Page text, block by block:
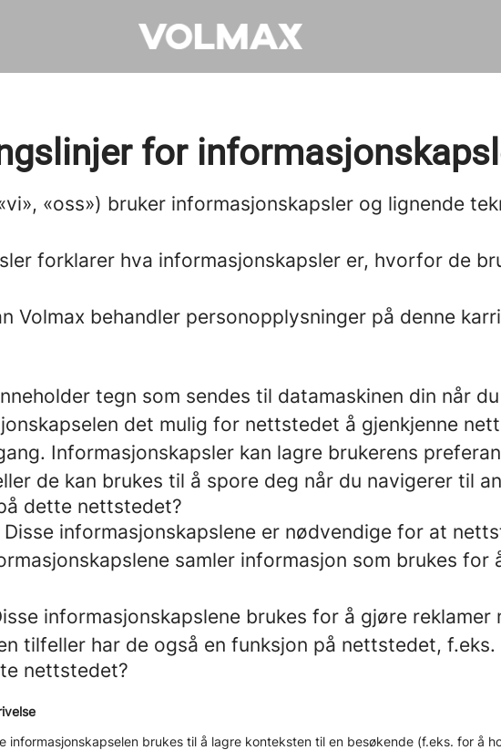
for
«oss») bruker informasjonskapsler og lignende
forklarer hva informasjonskapsler er, hvorfor de
Volmax behandler personopplysninger på denne
tegn som sendes til datamaskinen din når
det mulig for nettstedet å gjenkjenne
Informasjonskapsler kan lagre brukerens
de kan brukes til å spore deg når du navigerer til
dette nettstedet?
Disse informasjonskapslene er nødvendige for at
samler informasjon som brukes for
informasjonskapslene brukes for å gjøre
tilfeller har de også en funksjon på nettstedet,
nettstedet?
informasjonskapselen brukes til å lagre konteksten til en besøkende (f.eks. for å